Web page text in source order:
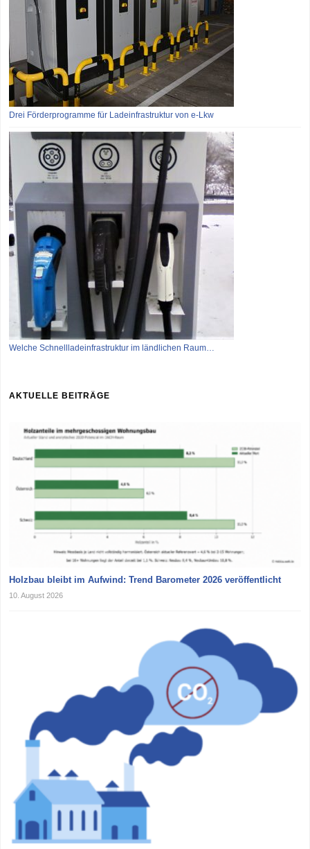
Drei Förderprogramme für Ladeinfrastruktur von e‑Lkw
Welche Schnellladeinfrastruktur im ländlichen Raum…
AKTUELLE BEITRÄGE
Holzbau bleibt im Aufwind: Trend Barometer 2026 veröffentlicht
10. August 2026